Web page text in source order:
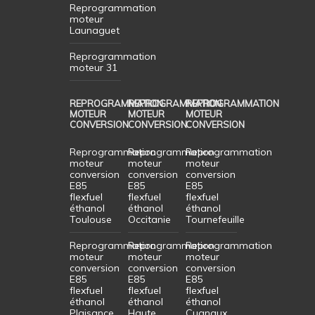
Reprogrammation
moteur
Launaguet
Reprogrammation
moteur 31
REPROGRAMMATION
MOTEUR
CONVERSION
Reprogrammation
moteur
conversion
E85
flexfuel
éthanol
Toulouse
Reprogrammation
moteur
conversion
E85
flexfuel
éthanol
REPROGRAMMATION
MOTEUR
CONVERSION
Reprogrammation
moteur
conversion
E85
flexfuel
éthanol
Occitanie
Reprogrammation
moteur
conversion
E85
flexfuel
éthanol
REPROGRAMMATION
MOTEUR
CONVERSION
Reprogrammation
moteur
conversion
E85
flexfuel
éthanol
Tournefeuille
Reprogrammation
moteur
conversion
E85
flexfuel
éthanol